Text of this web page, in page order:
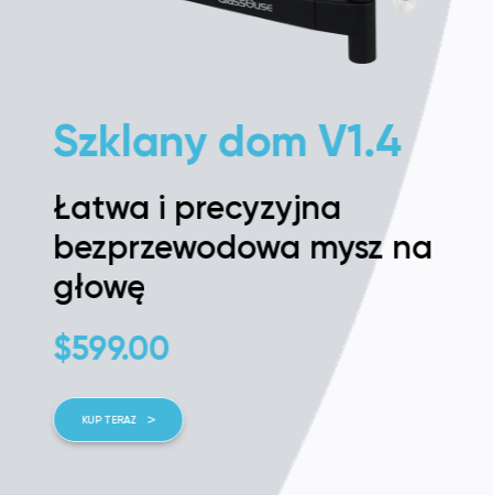
Szklany dom V1.4
Łatwa i precyzyjna
bezprzewodowa mysz na
głowę
599.00
KUP TERAZ